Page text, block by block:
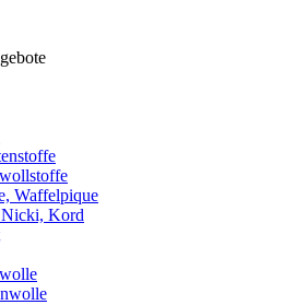
Waffelpique
Nicki, Kord